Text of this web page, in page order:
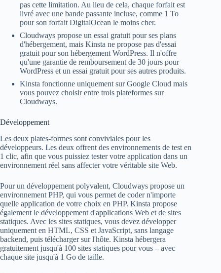
pas cette limitation. Au lieu de cela, chaque forfait est
livré avec une bande passante incluse, comme 1 To
pour son forfait DigitalOcean le moins cher.
Cloudways propose un essai gratuit pour ses plans
d'hébergement, mais Kinsta ne propose pas d'essai
gratuit pour son hébergement WordPress. Il n'offre
qu'une garantie de remboursement de 30 jours pour
WordPress et un essai gratuit pour ses autres produits.
Kinsta fonctionne uniquement sur Google Cloud mais
vous pouvez choisir entre trois plateformes sur
Cloudways.
Développement
Les deux plates-formes sont conviviales pour les
développeurs. Les deux offrent des environnements de test en
1 clic, afin que vous puissiez tester votre application dans un
environnement réel sans affecter votre véritable site Web.
Pour un développement polyvalent, Cloudways propose un
environnement PHP, qui vous permet de coder n'importe
quelle application de votre choix en PHP. Kinsta propose
également le développement d'applications Web et de sites
statiques. Avec les sites statiques, vous devez développer
uniquement en HTML, CSS et JavaScript, sans langage
backend, puis télécharger sur l'hôte. Kinsta hébergera
gratuitement jusqu'à 100 sites statiques pour vous – avec
chaque site jusqu'à 1 Go de taille.